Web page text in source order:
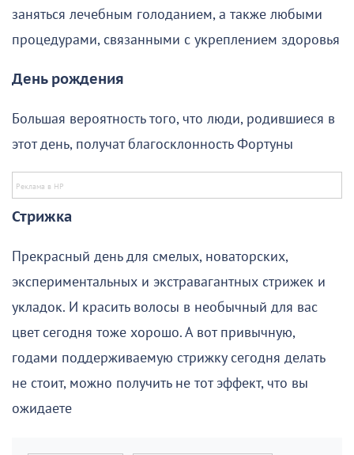
заняться лечебным голоданием, а также любыми
процедурами, связанными с укреплением здоровья
День рождения
Большая вероятность того, что люди, родившиеся в
этот день, получат благосклонность Фортуны
Стрижка
Прекрасный день для смелых, новаторских,
экспериментальных и экстравагантных стрижек и
укладок. И красить волосы в необычный для вас
цвет сегодня тоже хорошо. А вот привычную,
годами поддерживаемую стрижку сегодня делать
не стоит, можно получить не тот эффект, что вы
ожидаете